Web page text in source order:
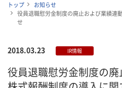
トップ
お知らせ
役員退職慰労金制度の廃止および業績連
せ
2018.03.23 IR情報
役員退職慰労金制度の